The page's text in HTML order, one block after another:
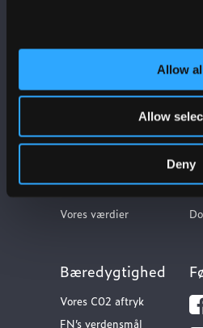
Allow
Allow
Deny
Ulefos
Vores værdier
Bæredygtighed
Vores C02 aftryk
FN’s verdensmål